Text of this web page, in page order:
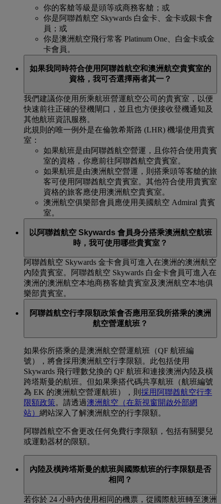
你的客艙等級是頭等或商務客艙；或
你是阿聯酋航空 Skywards 白金卡、金卡或銀卡會
員；或
你是澳洲航空飛行常客 Platinum One、白金卡或金
卡會員。
如果我同時符合使用阿聯酋航空和澳洲航空貴賓室的
資格，我可否選擇兩者其一？
我們建議你使用所乘航班營運航空公司的貴賓室，以便
快速前往正確的登機閘口，並且也方便接收登機通知及
其他航班資訊服務。
此規則的唯一例外是在倫敦希斯路 (LHR) 機場使用貴賓
室：
如果航班是由阿聯酋航空營運，且你符合使用貴賓
室的資格，你應前往阿聯酋航空貴賓室。
如果航班是由澳洲航空營運，則搭乘頭等客艙的旅
客可使用阿聯酋航空貴賓室。其他符合使用貴賓室
資格的旅客應使用澳洲航空貴賓室。
澳洲航空俱樂部會員應使用美國航空 Admiral 貴賓
室。
以阿聯酋航空 Skywards 會員身分搭乘澳洲航空航班
時，我可使用哪些貴賓室？
阿聯酋航空 Skywards 金卡會員可進入在澳洲的澳洲航空
內陸貴賓室。阿聯酋航空 Skywards 白金卡會員可進入在
澳洲的澳洲航空本地商務客艙貴賓室及澳洲航空本地俱
樂部貴賓室。
阿聯酋航空行李限額政策會否應用至我所搭乘的澳洲
航空營運航班？
如果你所搭乘的是澳洲航空營運航班（QF 航班編
號），將會採用澳洲航空行李限額。此包括使用
Skywards 飛行哩數兌換的 QF 航班和連接澳洲內陸及橫
跨塔斯曼的航班。但如果乘搭代碼共享航班（航班編號
為 EK 的澳洲航空營運航班），則 採用阿聯酋航空行李
限額政策。請透過澳洲航空 （在新視窗開啟外部網
站） 網站深入了解澳洲航空的行李限額。
阿聯酋航空不會更改任何免費行李限額，包括有關嬰兒
或運動器材的限額。
內陸及橫跨塔斯曼的航班與國際航班的行李限額是否
相同？
若你於 24 小時內使用相同的機票，從國際航班轉至澳洲